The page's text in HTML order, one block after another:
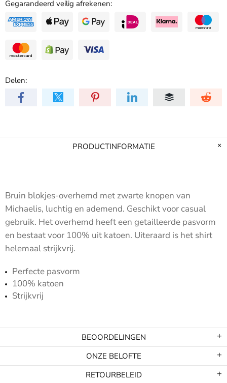
Gegarandeerd veilig afrekenen:
Delen:
PRODUCTINFORMATIE
Bruin blokjes-overhemd met zwarte knopen van
Michaelis, luchtig en ademend. Geschikt voor casual
gebruik. Het overhemd heeft een getailleerde pasvorm
en bestaat voor 100% uit katoen. Uiteraard is het shirt
helemaal strijkvrij.
Perfecte pasvorm
100% katoen
Strijkvrij
BEOORDELINGEN
ONZE BELOFTE
RETOURBELEID